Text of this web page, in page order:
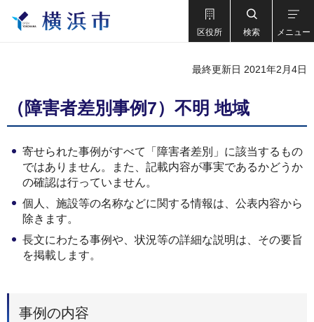
区役所 検索 メニュー
最終更新日 2021年2月4日
（障害者差別事例7）不明 地域
寄せられた事例がすべて「障害者差別」に該当するもの
ではありません。また、記載内容が事実であるかどうか
の確認は行っていません。
個人、施設等の名称などに関する情報は、公表内容から
除きます。
長文にわたる事例や、状況等の詳細な説明は、その要旨
を掲載します。
事例の内容